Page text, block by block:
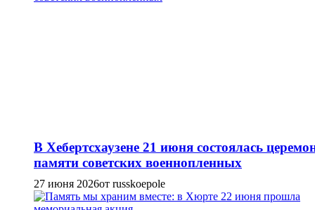
В Хебертсхаузене 21 июня состоялась
памяти советских военнопленных
27 июня 2026от russkoepole